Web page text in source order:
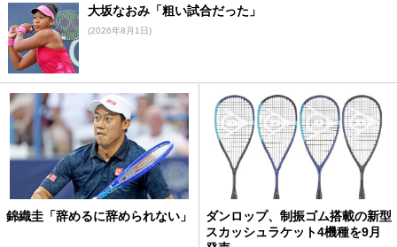
大坂なおみ「粗い試合だった」
(2026年8月1日)
錦織圭「辞めるに辞められない」
ダンロップ、制振ゴム搭載の新型
スカッシュラケット4機種を9月